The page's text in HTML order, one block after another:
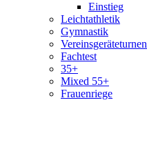
Einstieg
Leichtathletik
Gymnastik
Vereinsgeräteturnen
Fachtest
35+
Mixed 55+
Frauenriege